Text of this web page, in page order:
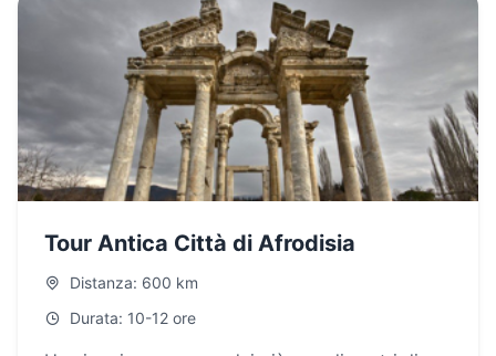
Tour Antica Città di Afrodisia
Distanza: 600 km
Durata: 10-12 ore